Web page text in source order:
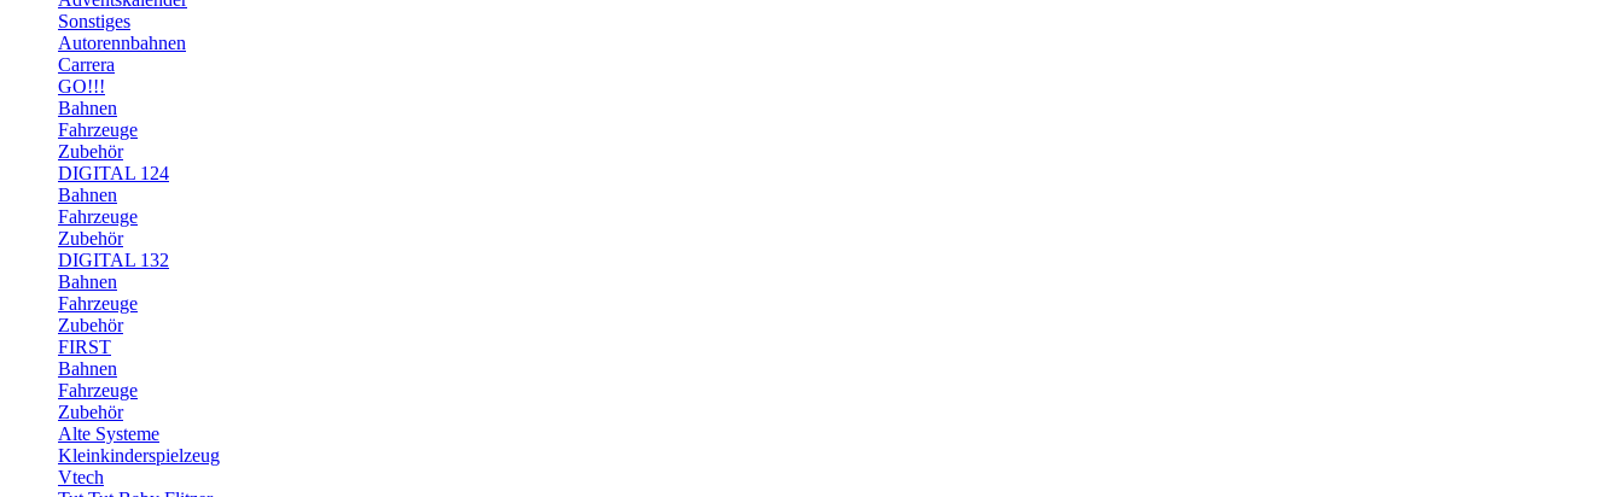
Sonstiges
Autorennbahnen
Carrera
GO!!!
Bahnen
Fahrzeuge
Zubehör
DIGITAL 124
Bahnen
Fahrzeuge
Zubehör
DIGITAL 132
Bahnen
Fahrzeuge
Zubehör
FIRST
Bahnen
Fahrzeuge
Zubehör
Alte Systeme
Kleinkinderspielzeug
Vtech